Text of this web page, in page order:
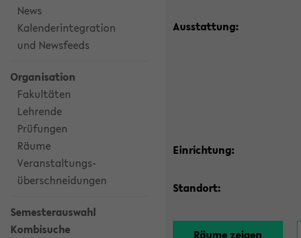
News
Kalenderintegration
und Newsfeeds
Organisation
Fakultäten
Lehrende
Prüfungen
Räume
Veranstaltungs-
überschneidungen
Semesterauswahl
Kombisuche
Ausstattung:
Einrichtung:
Standort: